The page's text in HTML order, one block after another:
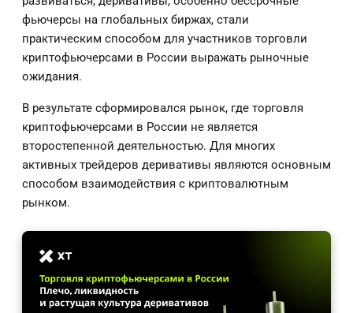
фьючерсы на глобальных биржах, стали
практическим способом для участников торговли
криптофьючерсами в России выражать рыночные
ожидания.
В результате сформировался рынок, где торговля
криптофьючерсами в России не является
второстепенной деятельностью. Для многих
активных трейдеров деривативы являются основным
способом взаимодействия с криптовалютным
рынком.